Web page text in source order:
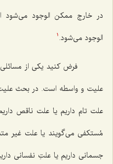
در خارج ممكن الوجود مى‌شود
الوجود مى‌شود. 1
فرض كنید یكى از
علیت و واسطه است. در بحث
علت تام داریم یا علت ناقص
مُستكفى مى‌گویند یا علت غیر
جسمانى داریم یا علتِ نفسانى